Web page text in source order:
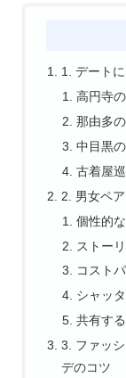
1. デート
高円寺の
那由多
中目黒
古着屋
2. 男女ペ
個性的
ストー
コスト
シャッ
共有す
3. ファッ
デのコツ